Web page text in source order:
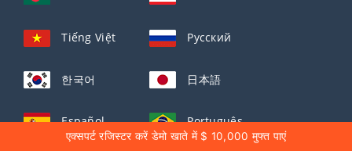
Tiếng Việt Русский
한국어 日本語
Español Português
एक्सपर्ट रजिस्टर करें डेमो खाते में $ 10,000 मुफ्त पाएं